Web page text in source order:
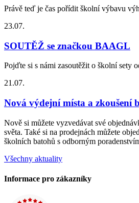
Právě teď je čas pořídit školní výbavu
23.07.
SOUTĚŽ se značkou BAAGL
Pojďte si s námi zasoutěžit o školní sety
21.07.
Nová výdejní místa a zkoušení
Nově si můžete vyzvedávat své
světa. Také si na prodejnách můžete
školních batohů s odborným
Všechny aktuality
Informace pro zákazníky